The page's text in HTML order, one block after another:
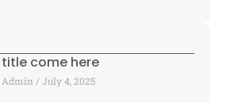
title come here
Admin July 4, 2025